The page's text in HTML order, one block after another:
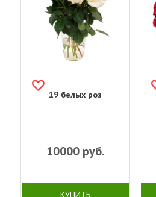
19 белых роз
10000руб.
КУПИТЬ